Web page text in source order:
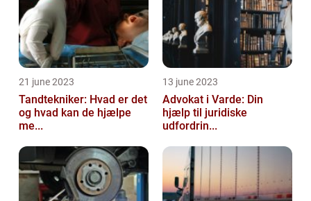
21 june 2023
Tandtekniker: Hvad er det
og hvad kan de hjælpe
me...
13 june 2023
Advokat i Varde: Din
hjælp til juridiske
udfordrin...